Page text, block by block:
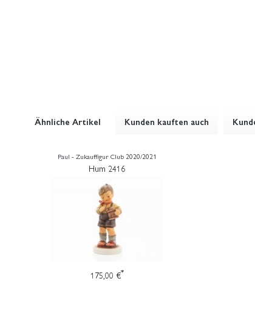
Ähnliche Artikel Kunden kauften auch
Paul - Zukauffigur Club 2020/2021
Hum 2416
175,00 €*